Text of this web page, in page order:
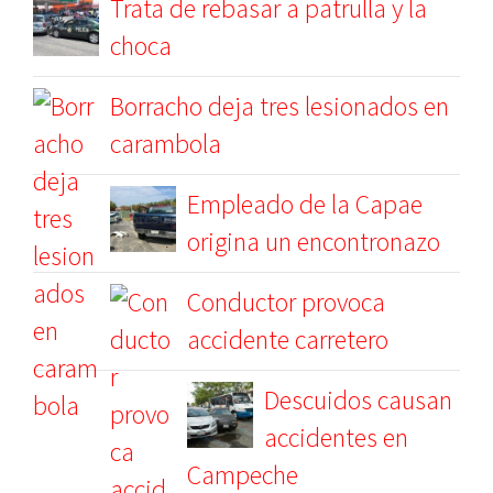
Trata de rebasar a patrulla y la
choca
Borracho deja tres lesionados en
carambola
Empleado de la Capae
origina un encontronazo
Conductor provoca
accidente carretero
Descuidos causan
accidentes en
Campeche